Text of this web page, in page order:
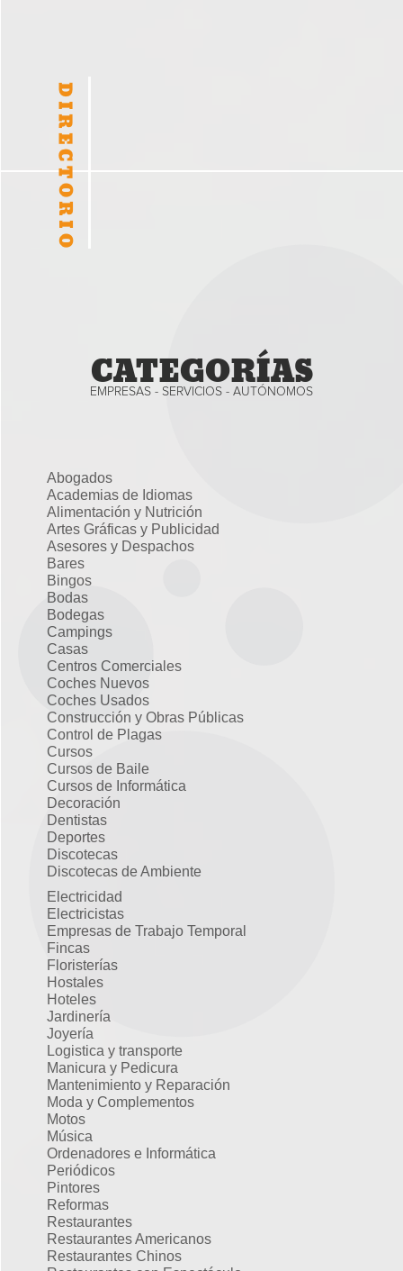
CATEGORÍAS
EMPRESAS - SERVICIOS - AUTÓNOMOS
Abogados
Academias de Idiomas
Alimentación y Nutrición
Artes Gráficas y Publicidad
Asesores y Despachos
Bares
Bingos
Bodas
Bodegas
Campings
Casas
Centros Comerciales
Coches Nuevos
Coches Usados
Construcción y Obras Públicas
Control de Plagas
Cursos
Cursos de Baile
Cursos de Informática
Decoración
Dentistas
Deportes
Discotecas
Discotecas de Ambiente
Electricidad
Electricistas
Empresas de Trabajo Temporal
Fincas
Floristerías
Hostales
Hoteles
Jardinería
Joyería
Logistica y transporte
Manicura y Pedicura
Mantenimiento y Reparación
Moda y Complementos
Motos
Música
Ordenadores e Informática
Periódicos
Pintores
Reformas
Restaurantes
Restaurantes Americanos
Restaurantes Chinos